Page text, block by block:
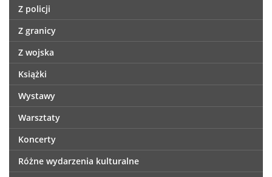
Z policji
Z granicy
Z wojska
Książki
Wystawy
Warsztaty
Koncerty
Różne wydarzenia kulturalne